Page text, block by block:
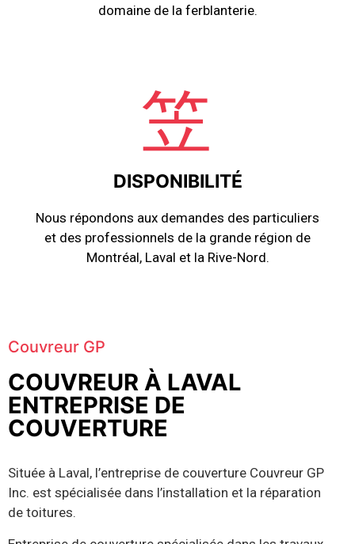
domaine de la ferblanterie.
DISPONIBILITÉ
Nous répondons aux demandes des particuliers
et des professionnels de la grande région de
Montréal, Laval et la Rive-Nord.
Couvreur GP
COUVREUR À LAVAL
ENTREPRISE DE
COUVERTURE
Située à Laval, l’entreprise de couverture Couvreur GP
Inc. est spécialisée dans l’installation et la réparation
de toitures.